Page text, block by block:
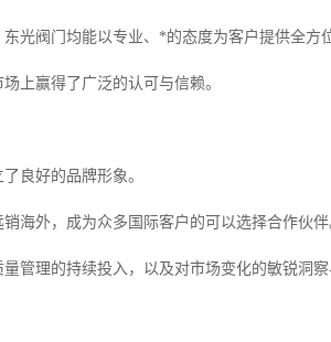
光阀门均能以专业、*的态度为客户提供全方
上赢得了广泛的认可与信赖。
良好的品牌形象。
海外，成为众多国际客户的可以选择合作伙伴
管理的持续投入，以及对市场变化的敏锐洞察